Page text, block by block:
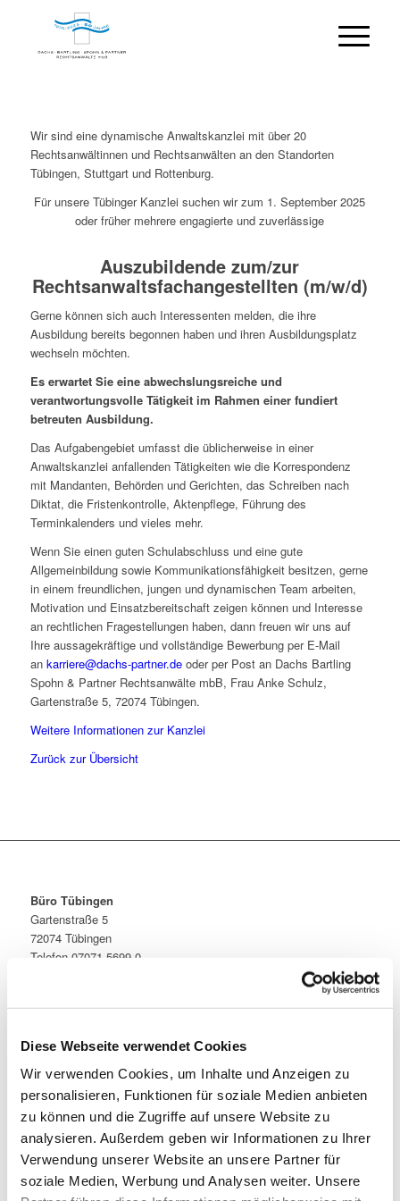
Diese Webseite verwendet Cookies
Wir verwenden Cookies, um Inhalte und Anzeigen zu
personalisieren, Funktionen für soziale Medien anbieten
zu können und die Zugriffe auf unsere Website zu
analysieren. Außerdem geben wir Informationen zu Ihrer
Verwendung unserer Website an unsere Partner für
soziale Medien, Werbung und Analysen weiter. Unsere
Wir sind eine dynamische Anwaltskanzlei mit über 20
Rechtsanwältinnen und Rechtsanwälten an den Standorten
Tübingen, Stuttgart und Rottenburg.
Für unsere Tübinger Kanzlei suchen wir zum 1. September 2025
oder früher mehrere engagierte und zuverlässige
Auszubildende zum/zur
Rechtsanwaltsfachangestellten (m/w/d)
Gerne können sich auch Interessenten melden, die ihre
Ausbildung bereits begonnen haben und ihren Ausbildungsplatz
wechseln möchten.
Es erwartet Sie eine abwechslungsreiche und
verantwortungsvolle Tätigkeit im Rahmen einer fundiert
betreuten Ausbildung.
Das Aufgabengebiet umfasst die üblicherweise in einer
Anwaltskanzlei anfallenden Tätigkeiten wie die Korrespondenz
mit Mandanten, Behörden und Gerichten, das Schreiben nach
Diktat, die Fristenkontrolle, Aktenpflege, Führung des
Terminkalenders und vieles mehr.
Wenn Sie einen guten Schulabschluss und eine gute
Allgemeinbildung sowie Kommunikationsfähigkeit besitzen, gerne
in einem freundlichen, jungen und dynamischen Team arbeiten,
Motivation und Einsatzbereitschaft zeigen können und Interesse
an rechtlichen Fragestellungen haben, dann freuen wir uns auf
Ihre aussagekräftige und vollständige Bewerbung per E-Mail
an karriere@dachs-partner.deoder per Post an Dachs Bartling
Spohn & Partner Rechtsanwälte mbB, Frau Anke Schulz,
Gartenstraße 5, 72074 Tübingen.
Weitere Informationen zur Kanzlei
Zurück zur Übersicht
Büro Tübingen
Gartenstraße 5
72074 Tübingen
Telefon 07071 5699-0
Rotebühlplatz 23
Telefon 0711 7223392-0
Telefax 0711 7223392-9
stuttgart@dachs-partner.de
Büro Rottenburg
Wilhelm-Maybach-Straße 11
72108 Rottenburg